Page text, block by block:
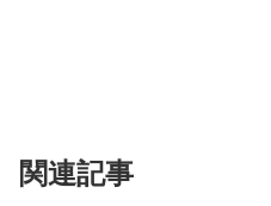
関連記事